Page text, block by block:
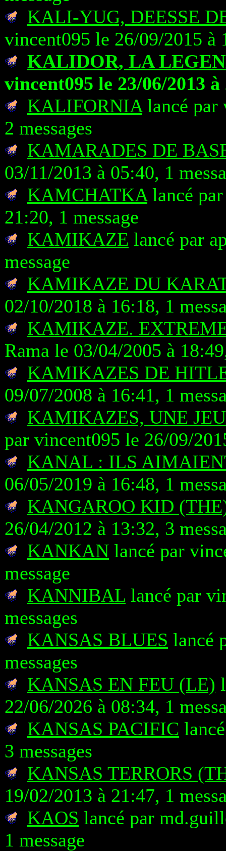
KALI-YUG, DEESSE
vincent095 le 26/09/2015 à
KALIDOR, LA
vincent095 le 23/06/2013 à
KALIFORNIAlancé par
2 messages
KAMARADES DE
03/11/2013 à 05:40, 1
KAMCHATKAlancé
21:20, 1 message
KAMIKAZE lancé par
message
KAMIKAZE DU
02/10/2018 à 16:18, 1
KAMIKAZE.
Rama le 03/04/2005 à
KAMIKAZES DE
09/07/2008 à 16:41, 1
KAMIKAZES, UNE
par vincent095 le 26/09/
KANAL : ILS
06/05/2019 à 16:48, 1
KANGAROO KID
26/04/2012 à 13:32, 3
KANKAN lancé par
message
KANNIBAL lancé par
messages
KANSAS BLUES lancé
messages
KANSAS EN FEU (LE)
22/06/2026 à 08:34, 1
KANSAS PACIFIC
3 messages
KANSAS TERRORS
19/02/2013 à 21:47, 1
KAOS lancé par
1 message